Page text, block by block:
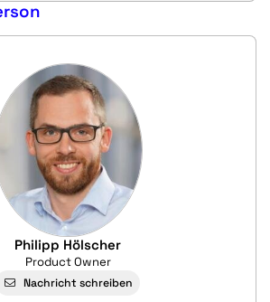
Philipp Hölscher
Product Owner
Nachricht schreiben